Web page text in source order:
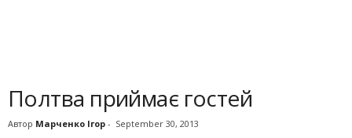
Полтва приймає гостей
Автор Марченко Ігор - September 30, 2013